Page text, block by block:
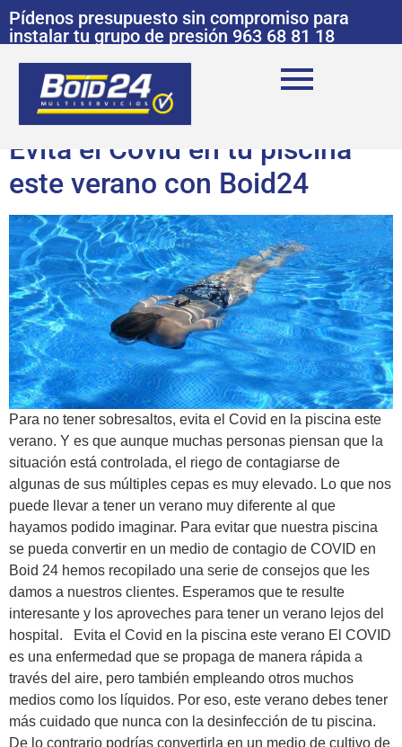
Pídenos presupuesto sin compromiso para
instalar tu grupo de presión 963 68 81 18
Evita el Covid en tu piscina
este verano con Boid24
Para no tener sobresaltos, evita el Covid en la piscina este
verano. Y es que aunque muchas personas piensan que la
situación está controlada, el riego de contagiarse de
algunas de sus múltiples cepas es muy elevado. Lo que nos
puede llevar a tener un verano muy diferente al que
hayamos podido imaginar. Para evitar que nuestra piscina
se pueda convertir en un medio de contagio de COVID en
Boid 24 hemos recopilado una serie de consejos que les
damos a nuestros clientes. Esperamos que te resulte
interesante y los aproveches para tener un verano lejos del
hospital. Evita el Covid en la piscina este verano El COVID
es una enfermedad que se propaga de manera rápida a
través del aire, pero también empleando otros muchos
medios como los líquidos. Por eso, este verano debes tener
más cuidado que nunca con la desinfección de tu piscina.
De lo contrario podrías convertirla en un medio de cultivo de